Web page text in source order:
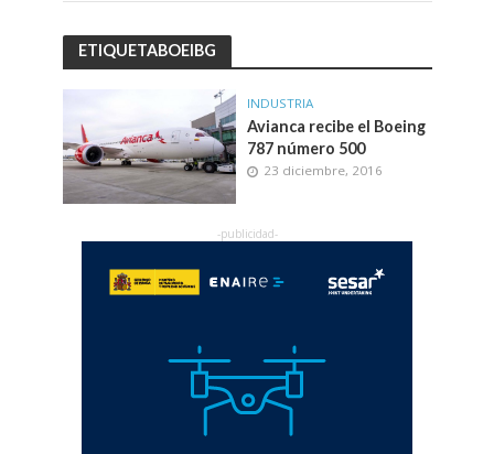
ETIQUETABOEIBG
INDUSTRIA
Avianca recibe el Boeing
787 número 500
23 diciembre, 2016